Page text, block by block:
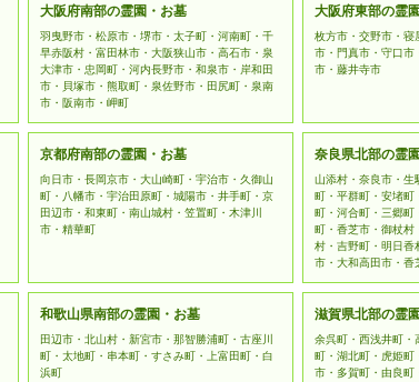
大阪府南部の霊園・お墓
羽曳野市・松原市・堺市・太子町・河南町・千
早赤阪村・富田林市・大阪狭山市・高石市・泉
大津市・忠岡町・河内長野市・和泉市・岸和田
市・貝塚市・熊取町・泉佐野市・田尻町・泉南
市・阪南市・岬町
大阪府東部の霊
枚方市・交野市・寝
市・門真市・守口市
市・藤井寺市
京都府南部の霊園・お墓
向日市・長岡京市・大山崎町・宇治市・久御山
町・八幡市・宇治田原町・城陽市・井手町・京
田辺市・和東町・南山城村・笠置町・木津川
市・精華町
奈良県北部の霊
山添村・奈良市・生
町・平群町・安堵町
町・河合町・三郷町
町・香芝市・御杖村
村・吉野町・明日香
市・大和高田市・香
和歌山県南部の霊園・お墓
田辺市・北山村・新宮市・那智勝浦町・古座川
町・太地町・串本町・すさみ町・上富田町・白
浜町
滋賀県北部の霊
余呉町・西浅井町・
町・湖北町・虎姫町
市・多賀町・由良町